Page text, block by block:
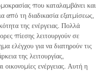
που καταλαμβάνει και
από τη διαδικασία εξατμίσεως,
της ενέργειας. Πολλά
πίεσης λειτουργούν σε
ελέγχου για να διατηρούν τις
της λειτουργίας,
ενέργειας. Αυτή η